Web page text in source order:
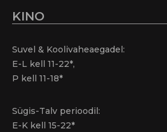
KINO
Suvel & Koolivaheaegadel:
E-L kell 11-22*,
P kell 11-18*
Sügis-Talv perioodil:
E-K kell 15-22*